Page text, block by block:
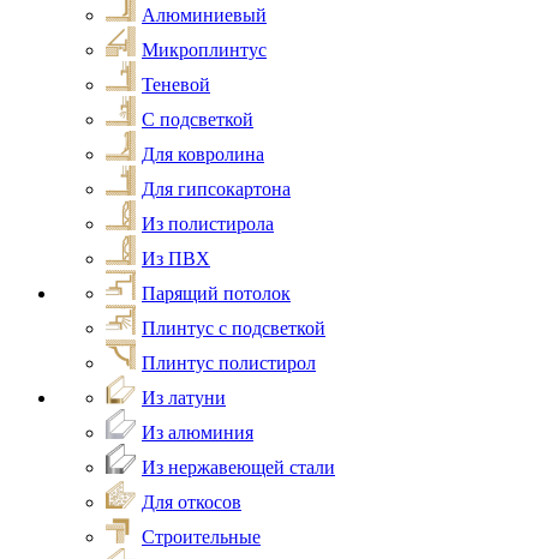
Алюминиевый
Микроплинтус
Теневой
С подсветкой
Для ковролина
Для гипсокартона
Из полистирола
Из ПВХ
Парящий потолок
Плинтус с подсветкой
Плинтус полистирол
Из латуни
Из алюминия
Из нержавеющей стали
Для откосов
Строительные